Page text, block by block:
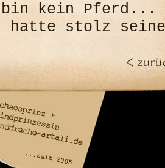
kein Pferd...
hatte stolz